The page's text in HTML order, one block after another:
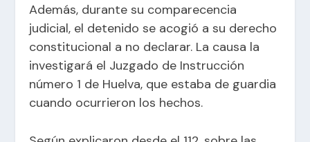
Además, durante su comparecencia
judicial, el detenido se acogió a su derecho
constitucional a no declarar. La causa la
investigará el Juzgado de Instrucción
número 1 de Huelva, que estaba de guardia
cuando ocurrieron los hechos.